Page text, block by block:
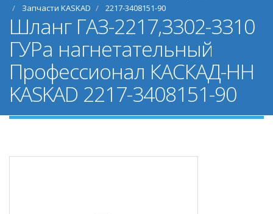
Запчасти KASKAD
2217-3408151-90
Шланг ГАЗ-2217,3302-3310
ГУРа нагнетательный
Профессионал КАСКАД-НН
KASKAD 2217-3408151-90